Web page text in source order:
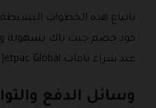
باتباع هذه الخطوات
كود خصم جيت باك بسهولة
عند شراء باقات Jetpac Global.
وسائل الدفع